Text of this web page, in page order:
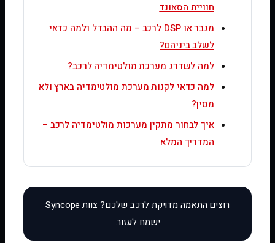
חוויית הסאונד
מגבר או DSP לרכב – מה ההבדל ולמה כדאי
לשלב ביניהם?
למה לשדרג מערכת מולטימדיה לרכב?
למה כדאי לקנות מערכת מולטימדיה בארץ ולא
מסין?
איך לבחור מתקין מערכות מולטימדיה לרכב –
המדריך המלא